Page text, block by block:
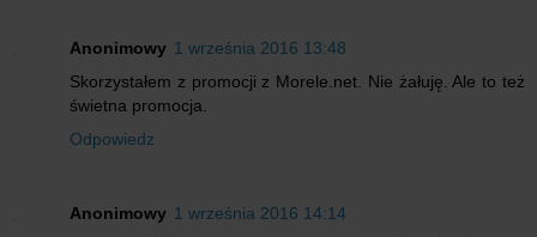
Anonimowy 1 września 2016 13:48
Skorzystałem z promocji z Morele.net. Nie żałuję. Ale to też
świetna promocja.
Odpowiedz
Anonimowy 1 września 2016 14:14